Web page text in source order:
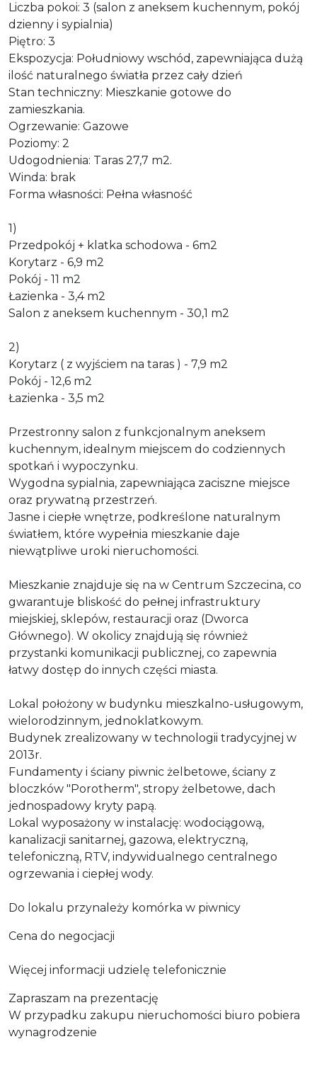
Liczba pokoi: 3 (salon z aneksem kuchennym, pokój
dzienny i sypialnia)
Piętro: 3
Ekspozycja: Południowy wschód, zapewniająca dużą
ilość naturalnego światła przez cały dzień
Stan techniczny: Mieszkanie gotowe do
zamieszkania.
Ogrzewanie: Gazowe
Poziomy: 2
Udogodnienia: Taras 27,7 m2.
Winda: brak
Forma własności: Pełna własność
1)
Przedpokój + klatka schodowa - 6m2
Korytarz - 6,9 m2
Pokój - 11 m2
Łazienka - 3,4 m2
Salon z aneksem kuchennym - 30,1 m2
2)
Korytarz ( z wyjściem na taras ) - 7,9 m2
Pokój - 12,6 m2
Łazienka - 3,5 m2
Przestronny salon z funkcjonalnym aneksem
kuchennym, idealnym miejscem do codziennych
spotkań i wypoczynku.
Wygodna sypialnia, zapewniająca zaciszne miejsce
oraz prywatną przestrzeń.
Jasne i ciepłe wnętrze, podkreślone naturalnym
światłem, które wypełnia mieszkanie daje
niewątpliwe uroki nieruchomości.
Mieszkanie znajduje się na w Centrum Szczecina, co
gwarantuje bliskość do pełnej infrastruktury
miejskiej, sklepów, restauracji oraz (Dworca
Głównego). W okolicy znajdują się również
przystanki komunikacji publicznej, co zapewnia
łatwy dostęp do innych części miasta.
Lokal położony w budynku mieszkalno-usługowym,
wielorodzinnym, jednoklatkowym.
Budynek zrealizowany w technologii tradycyjnej w
2013r.
Fundamenty i ściany piwnic żelbetowe, ściany z
bloczków "Porotherm", stropy żelbetowe, dach
jednospadowy kryty papą.
Lokal wyposażony w instalację: wodociągową,
kanalizacji sanitarnej, gazowa, elektryczną,
telefoniczną, RTV, indywidualnego centralnego
ogrzewania i ciepłej wody.
Do lokalu przynależy komórka w piwnicy
Cena do negocjacji
Więcej informacji udzielę telefonicznie
Zapraszam na prezentację
W przypadku zakupu nieruchomości biuro pobiera
wynagrodzenie